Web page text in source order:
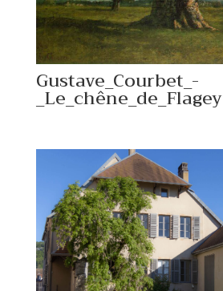
Gustave_Courbet_-
_Le_chêne_de_Flagey